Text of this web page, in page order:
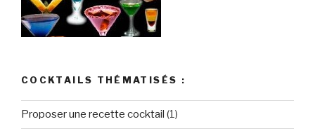
COCKTAILS THÉMATISÉS :
Proposer une recette cocktail (1)